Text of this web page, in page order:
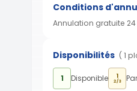
Conditions
Annulation gratuite
Disponibilités ( 1
1 Disponible 1
2/3